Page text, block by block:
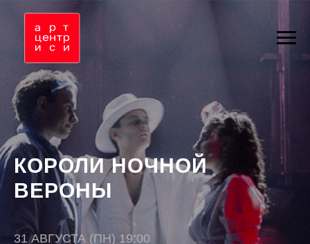
КОРОЛИ НОЧНОЙ
ВЕРОНЫ
31 АВГУСТА (ПН) 19:00